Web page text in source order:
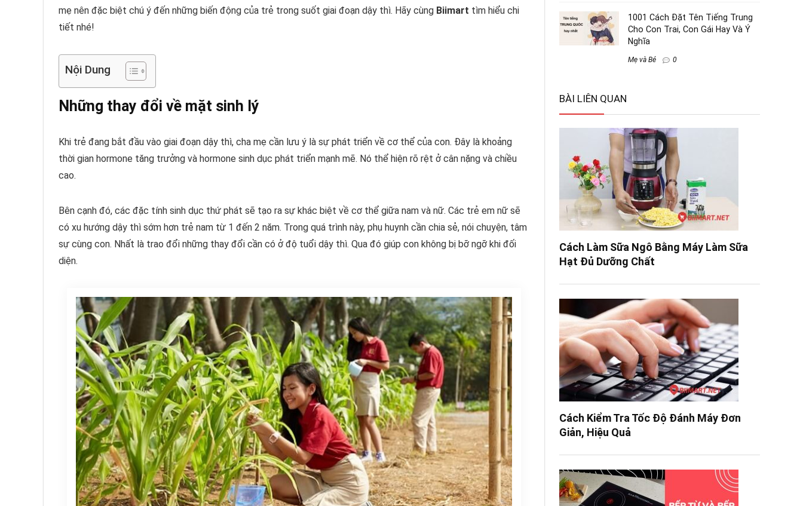
mẹ nên đặc biệt chú ý đến những biến động của trẻ trong suốt giai đoạn dậy thì. Hãy cùng Biimart tìm hiểu chi
tiết nhé!
Nội Dung
Những thay đổi về mặt sinh lý
Khi trẻ đang bắt đầu vào giai đoạn dậy thì, cha mẹ cần lưu ý là sự phát triển về cơ thể của con. Đây là khoảng
thời gian hormone tăng trưởng và hormone sinh dục phát triển mạnh mẽ. Nó thể hiện rõ rệt ở cân nặng và chiều
cao.
Bên cạnh đó, các đặc tính sinh dục thứ phát sẽ tạo ra sự khác biệt về cơ thể giữa nam và nữ. Các trẻ em nữ sẽ
có xu hướng dậy thì sớm hơn trẻ nam từ 1 đến 2 năm. Trong quá trình này, phụ huynh cần chia sẻ, nói chuyện, tâm
sự cùng con. Nhất là trao đổi những thay đổi cần có ở độ tuổi dậy thì. Qua đó giúp con không bị bỡ ngỡ khi đối
diện.
1001 Cách Đặt Tên Tiếng Trung
Cho Con Trai, Con Gái Hay Và Ý
Nghĩa
Mẹ và Bé 0
BÀI LIÊN QUAN
Cách Làm Sữa Ngô Bằng Máy Làm Sữa
Hạt Đủ Dưỡng Chất
Cách Kiểm Tra Tốc Độ Đánh Máy Đơn
Giản, Hiệu Quả